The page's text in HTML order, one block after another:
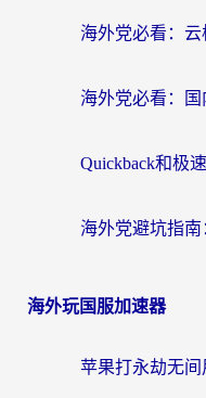
海外玩国服加速器